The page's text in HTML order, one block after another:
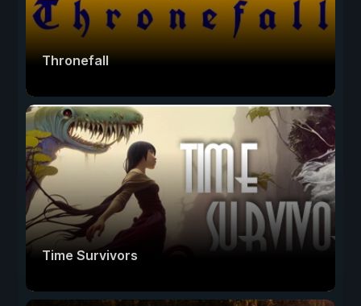
Thronefall
Time Survivors